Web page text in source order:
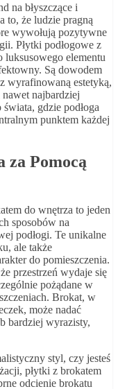
na błyszczące i
to, że ludzie pragną
wywołują pozytywne
Płytki podłogowe z
luksusowego elementu
Są dowodem
wyrafinowaną estetyką,
najbardziej
gdzie podłoga
punktem każdej
za Pomocą
do wnętrza to jeden
sposobów na
podłogi. Te unikalne
ale także
do pomieszczenia.
przestrzeń wydaje się
pożądane w
Brokat, w
może nadać
bardziej wyrazisty,
styl, czy jesteś
płytki z brokatem
odcienie brokatu